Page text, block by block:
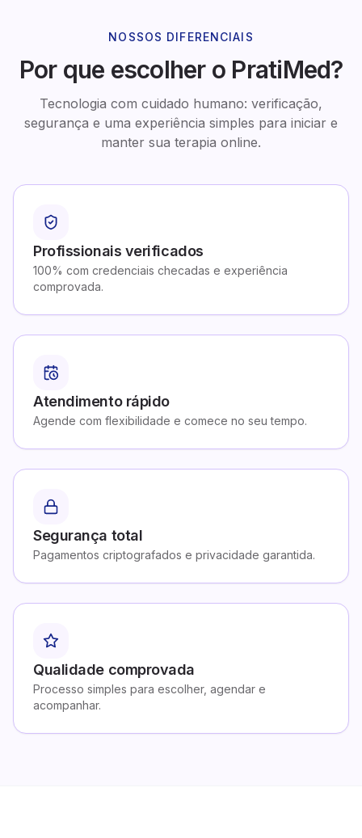
NOSSOS DIFERENCIAIS
Por que escolher o PratiMed?
Tecnologia com cuidado humano: verificação,
segurança e uma experiência simples para iniciar e
manter sua terapia online.
Profissionais verificados
100% com credenciais checadas e experiência
comprovada.
Atendimento rápido
Agende com flexibilidade e comece no seu tempo.
Segurança total
Pagamentos criptografados e privacidade garantida.
Qualidade comprovada
Processo simples para escolher, agendar e
acompanhar.